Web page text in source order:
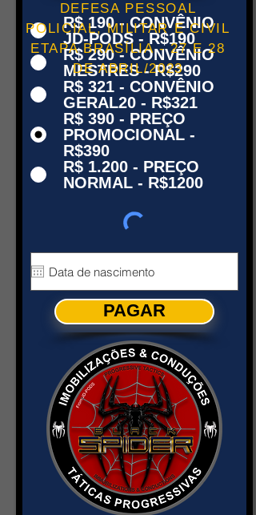
R$ 190 - CONVÊNIO
JD-PODS - R$190
R$ 290 - CONVÊNIO
MESTRES - R$290
R$ 321 - CONVÊNIO
GERAL20 - R$321
R$ 390 - PREÇO
PROMOCIONAL -
R$390
R$ 1.200 - PREÇO
NORMAL - R$1200
PAGAR
DEFESA PESSOAL
POLICIAL, MILITAR E CIVIL
ETAPA BRASÍLIA - 27 E 28
DE ABRIL/2023